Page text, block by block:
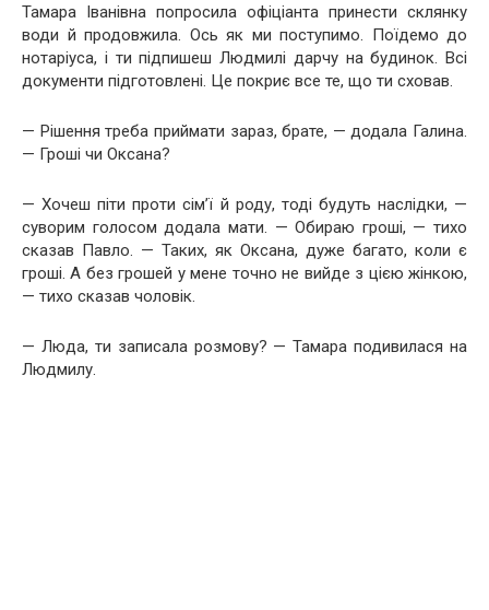
Тамара Іванівна попросила офіціанта принести склянку
води й продовжила. Ось як ми поступимо. Поїдемо до
нотаріуса, і ти підпишеш Людмилі дарчу на будинок. Всі
документи підготовлені. Це покриє все те, що ти сховав.
— Рішення треба приймати зараз, брате, — додала Галина.
— Гроші чи Оксана?
— Хочеш піти проти сім’ї й роду, тоді будуть наслідки, —
суворим голосом додала мати. — Обираю гроші, — тихо
сказав Павло. — Таких, як Оксана, дуже багато, коли є
гроші. А без грошей у мене точно не вийде з цією жінкою,
— тихо сказав чоловік.
— Люда, ти записала розмову? — Тамара подивилася на
Людмилу.